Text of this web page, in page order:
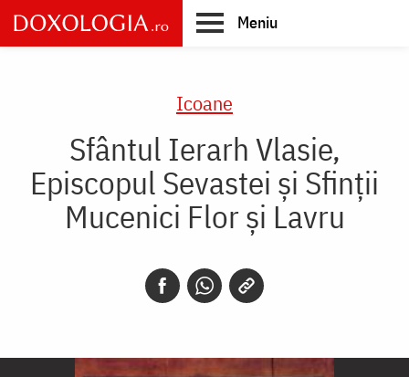
Skip
to
main
Meniu
Icoane
Sfântul Ierarh Vlasie,
Episcopul Sevastei și Sfinții
Mucenici Flor și Lavru